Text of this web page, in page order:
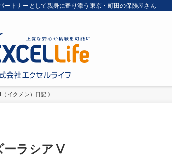
ートナーとして親身に寄り添う東京・町田の保険屋さん
（イクメン）日記
ーラシアⅤ